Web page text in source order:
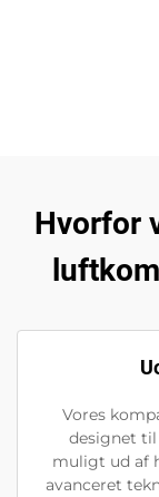
Hvorfor
Vores
designet
muligt ud af
avanceret